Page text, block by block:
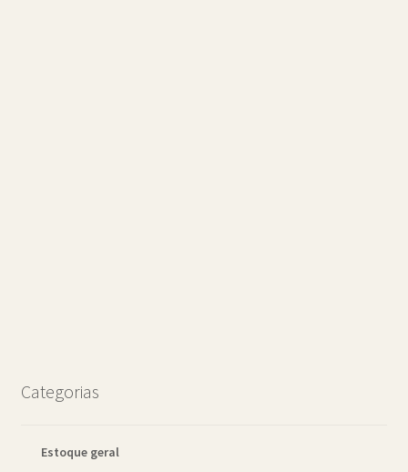
Categorias
Estoque geral